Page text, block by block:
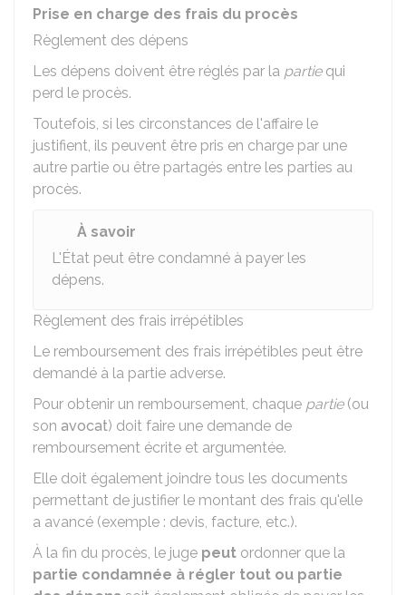
Prise en charge des frais du procès
Règlement des dépens
Les dépens doivent être réglés par la partiequi
perd le procès.
Toutefois, si les circonstances de l'affaire le
justifient, ils peuvent être pris en charge par une
autre partie ou être partagés entre les parties au
procès.
À savoir
L'État peut être condamné à payer les
dépens.
Règlement des frais irrépétibles
Le remboursement des frais irrépétibles peut être
demandé à la partie adverse.
Pour obtenir un remboursement, chaque partie(ou
son avocat) doit faire une demande de
remboursement écrite et argumentée.
Elle doit également joindre tous les documents
permettant de justifier le montant des frais qu'elle
a avancé (exemple : devis, facture, etc.).
À la fin du procès, le juge peut ordonner que la
partie condamnée à régler tout ou partie